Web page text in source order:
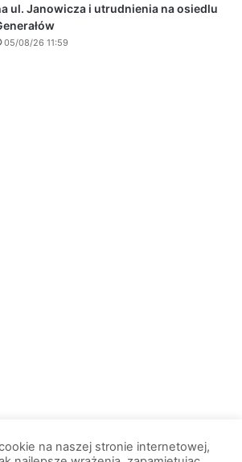
ul. Janowicza i utrudnienia na osiedlu
05/08/26 11:59
na naszej stronie internetowej,